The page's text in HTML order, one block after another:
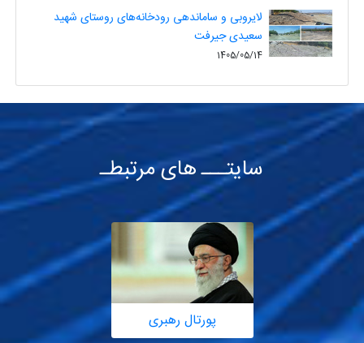
لایروبی و ساماندهی رودخانه‌های روستای شهید
سعیدی جیرفت
1405/05/14
سایتـــ های مرتبطـ
پورتال رهبری